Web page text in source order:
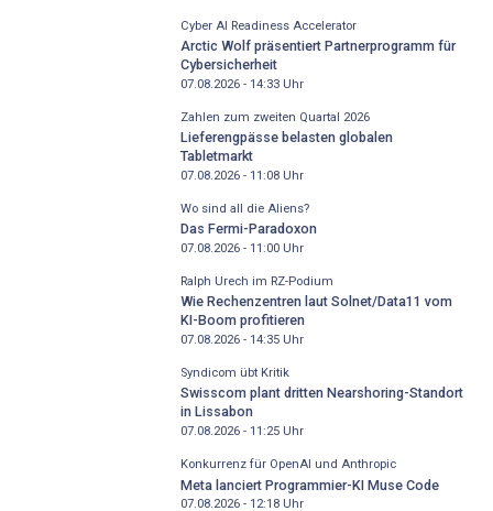
Cyber AI Readiness Accelerator
Arctic Wolf präsentiert Partnerprogramm für
Cybersicherheit
07.08.2026 - 14:33Uhr
Zahlen zum zweiten Quartal 2026
Lieferengpässe belasten globalen
Tabletmarkt
07.08.2026 - 11:08Uhr
Wo sind all die Aliens?
Das Fermi-Paradoxon
07.08.2026 - 11:00Uhr
Ralph Urech im RZ-Podium
Wie Rechenzentren laut Solnet/Data11 vom
KI-Boom profitieren
07.08.2026 - 14:35Uhr
Syndicom übt Kritik
Swisscom plant dritten Nearshoring-Standort
in Lissabon
07.08.2026 - 11:25Uhr
Konkurrenz für OpenAI und Anthropic
Meta lanciert Programmier-KI Muse Code
07.08.2026 - 12:18Uhr